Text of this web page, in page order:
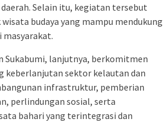
Selain itu, kegiatan tersebut
budaya yang mampu mendukung
Sukabumi, lanjutnya, berkomitmen
keberlanjutan sektor kelautan dan
infrastruktur, pemberian
perlindungan sosial, serta
bahari yang terintegrasi dan